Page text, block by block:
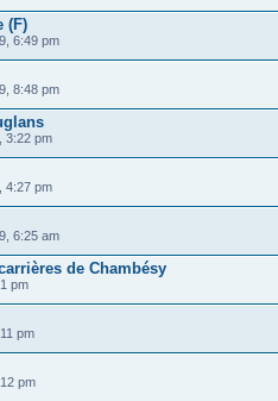
(F)
6:49 pm
8:48 pm
3:22 pm
4:27 pm
6:25 am
de Chambésy
pm
pm
pm